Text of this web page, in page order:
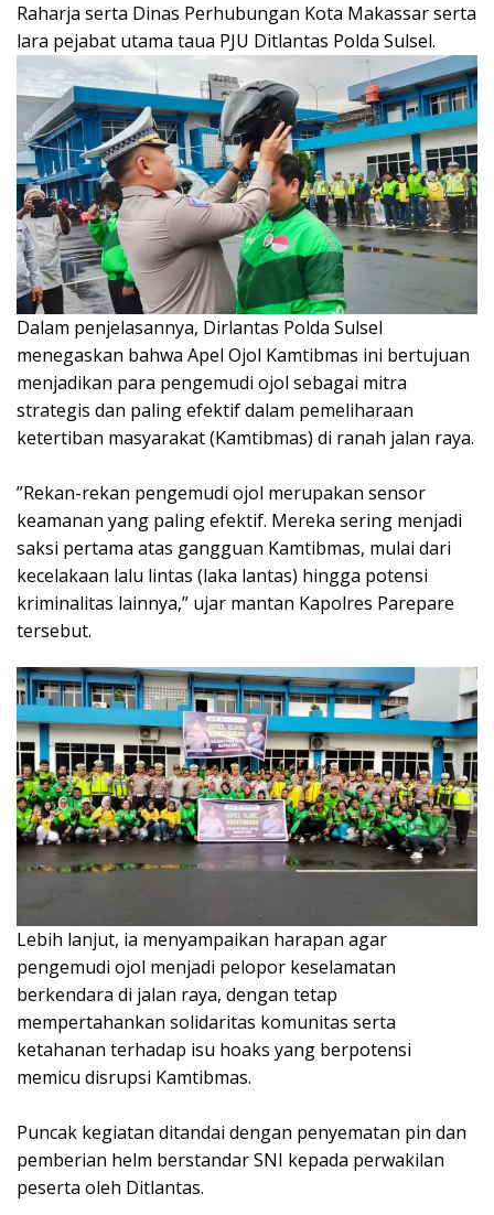
Raharja serta Dinas Perhubungan Kota Makassar serta
lara pejabat utama taua PJU Ditlantas Polda Sulsel.
Dalam penjelasannya, Dirlantas Polda Sulsel
menegaskan bahwa Apel Ojol Kamtibmas ini bertujuan
menjadikan para pengemudi ojol sebagai mitra
strategis dan paling efektif dalam pemeliharaan
ketertiban masyarakat (Kamtibmas) di ranah jalan raya.
‎”Rekan-rekan pengemudi ojol merupakan sensor
keamanan yang paling efektif. Mereka sering menjadi
saksi pertama atas gangguan Kamtibmas, mulai dari
kecelakaan lalu lintas (laka lantas) hingga potensi
kriminalitas lainnya,” ujar mantan Kapolres Parepare
tersebut.
‎Lebih lanjut, ia menyampaikan harapan agar
pengemudi ojol menjadi pelopor keselamatan
berkendara di jalan raya, dengan tetap
mempertahankan solidaritas komunitas serta
ketahanan terhadap isu hoaks yang berpotensi
memicu disrupsi Kamtibmas.
‎Puncak kegiatan ditandai dengan penyematan pin dan
pemberian helm berstandar SNI kepada perwakilan
peserta oleh Ditlantas.